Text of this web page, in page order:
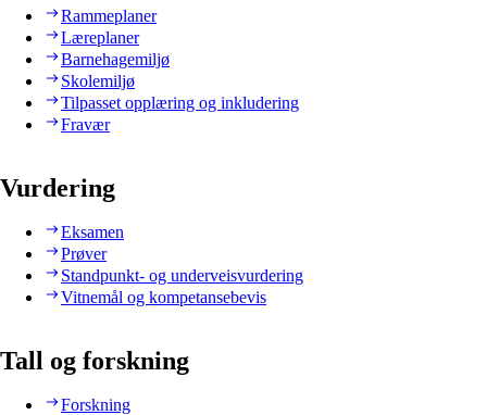
Rammeplaner
Læreplaner
Barnehagemiljø
Skolemiljø
Tilpasset opplæring og inkludering
Fravær
Vurdering
Eksamen
Prøver
Standpunkt- og underveisvurdering
Vitnemål og kompetansebevis
Tall og forskning
Forskning